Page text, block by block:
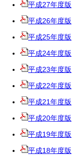
平成27年度版
平成26年度版
平成25年度版
平成24年度版
平成23年度版
平成22年度版
平成21年度版
平成20年度版
平成19年度版
平成18年度版